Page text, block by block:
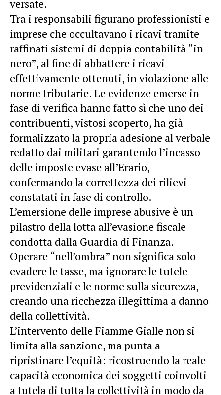
versate.
Tra i responsabili figurano professionisti e
imprese che occultavano i ricavi tramite
raffinati sistemi di doppia contabilità “in
nero”, al fine di abbattere i ricavi
effettivamente ottenuti, in violazione alle
norme tributarie. Le evidenze emerse in
fase di verifica hanno fatto sì che uno dei
contribuenti, vistosi scoperto, ha già
formalizzato la propria adesione al verbale
redatto dai militari garantendo l’incasso
delle imposte evase all’Erario,
confermando la correttezza dei rilievi
constatati in fase di controllo.
L’emersione delle imprese abusive è un
pilastro della lotta all’evasione fiscale
condotta dalla Guardia di Finanza.
Operare “nell’ombra” non significa solo
evadere le tasse, ma ignorare le tutele
previdenziali e le norme sulla sicurezza,
creando una ricchezza illegittima a danno
della collettività.
L’intervento delle Fiamme Gialle non si
limita alla sanzione, ma punta a
ripristinare l’equità: ricostruendo la reale
capacità economica dei soggetti coinvolti
a tutela di tutta la collettività in modo da